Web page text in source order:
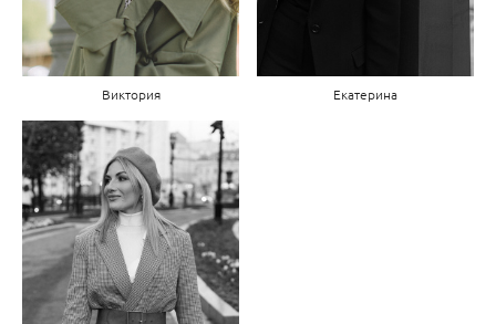
Виктория Екатерина